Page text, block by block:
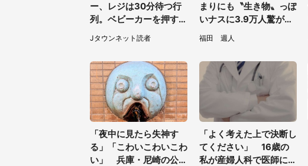
ー、レジは30分待つ行
列。ベビーカーを押す私
が並んでいると、前の男
性客が...
Jタウンネット読者
まりにも〝生き物〟っぽ
いナスに3.9万人驚がく
「そのまま精霊馬に使え
そう」
福田 週人
「夜中に見たら失神す
る」「こわいこわいこわ
い」 兵庫・尼崎の公園
「よく考えた上で決断し
てください」 16歳の
私が産婦人科で医師に言